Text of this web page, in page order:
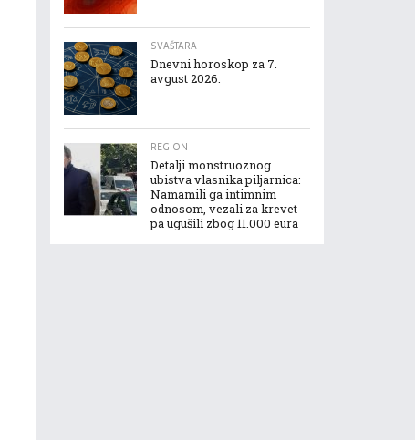
SVAŠTARA
Dnevni horoskop za 7.
avgust 2026.
REGION
Detalji monstruoznog
ubistva vlasnika piljarnica:
Namamili ga intimnim
odnosom, vezali za krevet
pa ugušili zbog 11.000 eura